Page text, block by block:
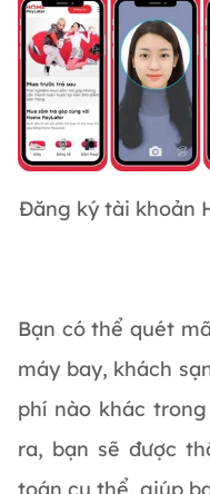
Đăng ký tài khoản
Bạn có thể quét
máy bay, khách
phí nào khác
ra, bạn sẽ được